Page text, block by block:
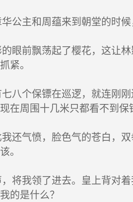
公主和周蕴来到朝堂的时候
眼前飘荡起了樱花，这让
紧。
八个保镖在巡逻，就连刚
在周围十几米只都看不到
还气愤，脸色气的苍白，双
。
将我领了进去。皇上背对
的是什么？